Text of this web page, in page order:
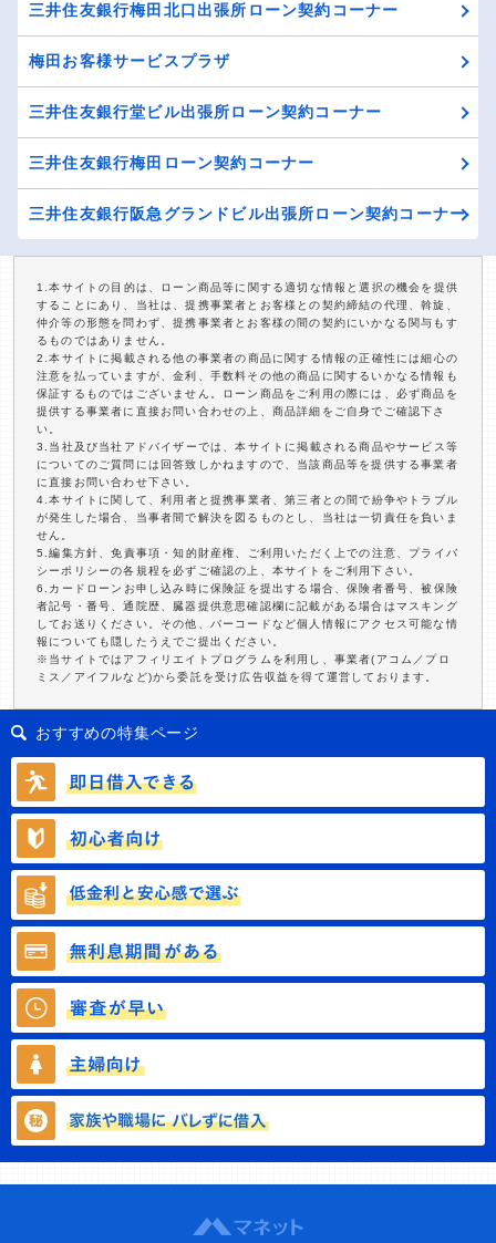
三井住友銀行梅田北口出張所ローン契約コーナー
梅田お客様サービスプラザ
三井住友銀行堂ビル出張所ローン契約コーナー
三井住友銀行梅田ローン契約コーナー
三井住友銀行阪急グランドビル出張所ローン契約コーナー
1.本サイトの目的は、ローン商品等に関する適切な情報と選択の機会を提供
することにあり、当社は、提携事業者とお客様との契約締結の代理、斡旋、
仲介等の形態を問わず、提携事業者とお客様の間の契約にいかなる関与もす
るものではありません。
2.本サイトに掲載される他の事業者の商品に関する情報の正確性には細心の
注意を払っていますが、金利、手数料その他の商品に関するいかなる情報も
保証するものではございません。ローン商品をご利用の際には、必ず商品を
提供する事業者に直接お問い合わせの上、商品詳細をご自身でご確認下さ
い。
3.当社及び当社アドバイザーでは、本サイトに掲載される商品やサービス等
についてのご質問には回答致しかねますので、当該商品等を提供する事業者
に直接お問い合わせ下さい。
4.本サイトに関して、利用者と提携事業者、第三者との間で紛争やトラブル
が発生した場合、当事者間で解決を図るものとし、当社は一切責任を負いま
せん。
5.編集方針、免責事項・知的財産権、ご利用いただく上での注意、プライバ
シーポリシーの各規程を必ずご確認の上、本サイトをご利用下さい。
6.カードローンお申し込み時に保険証を提出する場合、保険者番号、被保険
者記号・番号、通院歴、臓器提供意思確認欄に記載がある場合はマスキング
してお送りください。その他、バーコードなど個人情報にアクセス可能な情
報についても隠したうえでご提出ください。
※当サイトではアフィリエイトプログラムを利用し、事業者(アコム／プロ
ミス／アイフルなど)から委託を受け広告収益を得て運営しております。
おすすめの特集ページ